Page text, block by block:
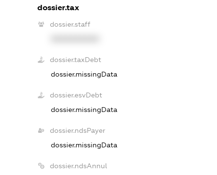
dossier.tax
dossier.staff
dossier.taxDebt
dossier.missingData
dossier.esvDebt
dossier.missingData
dossier.ndsPayer
dossier.missingData
dossier.ndsAnnul